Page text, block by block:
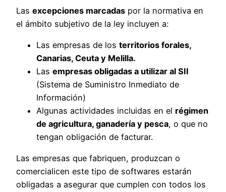
Las excepciones marcadas por la normativa en
el ámbito subjetivo de la ley incluyen a:
Las empresas de los territorios forales,
Canarias, Ceuta y Melilla.
Las empresas obligadas a utilizar al SII
(Sistema de Suministro Inmediato de
Información)
Algunas actividades incluidas en el régimen
de agricultura, ganadería y pesca, o que no
tengan obligación de facturar.
Las empresas que fabriquen, produzcan o
comercialicen este tipo de softwares estarán
obligadas a asegurar que cumplen con todos los